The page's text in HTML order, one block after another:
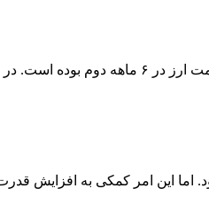
باقی می‌مانند.
قدرت سفر مردم نخواهد داشت و